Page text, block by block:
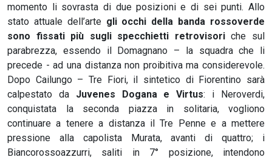
momento li sovrasta di due posizioni e di sei punti. Allo
stato attuale dell’arte gli occhi della banda rossoverde
sono fissati più sugli specchietti retrovisoriche sul
parabrezza, essendo il Domagnano – la squadra che li
precede - ad una distanza non proibitiva ma considerevole.
Dopo Cailungo – Tre Fiori, il sintetico di Fiorentino sarà
calpestato da Juvenes Dogana e Virtus: i Neroverdi,
conquistata la seconda piazza in solitaria, vogliono
continuare a tenere a distanza il Tre Penne e a mettere
pressione alla capolista Murata, avanti di quattro; i
Biancorossoazzurri, saliti in 7° posizione, intendono